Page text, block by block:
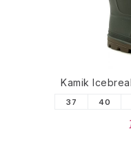
Kamik
37 40